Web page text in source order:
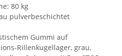
80 kg
pulverbeschichtet
Gummi auf
Rillenkugellager, grau,